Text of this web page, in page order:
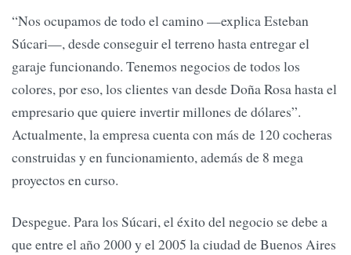
“Nos ocupamos de todo el camino —explica Esteban
Súcari—, desde conseguir el terreno hasta entregar el
garaje funcionando. Tenemos negocios de todos los
colores, por eso, los clientes van desde Doña Rosa hasta el
empresario que quiere invertir millones de dólares”.
Actualmente, la empresa cuenta con más de 120 cocheras
construidas y en funcionamiento, además de 8 mega
proyectos en curso.
Despegue. Para los Súcari, el éxito del negocio se debe a
que entre el año 2000 y el 2005 la ciudad de Buenos Aires